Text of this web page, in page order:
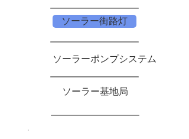
ソーラー街路灯
ソーラーポンプシステム
ソーラー基地局